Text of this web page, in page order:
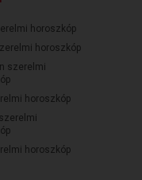
horoszkóp
horoszkóp
szerelmi
horoszkóp
horoszkóp